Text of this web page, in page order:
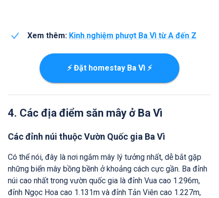
Xem thêm: Kinh nghiệm phượt Ba Vì từ A đến Z
⚡ Đặt homestay Ba Vì ⚡
4. Các địa điểm săn mây ở Ba Vì
Các đỉnh núi thuộc Vườn Quốc gia Ba Vì
Có thể nói, đây là nơi ngắm mây lý tưởng nhất, dễ bắt gặp
những biển mây bồng bềnh ở khoảng cách cực gần. Ba đỉnh
núi cao nhất trong vườn quốc gia là đỉnh Vua cao 1.296m,
đỉnh Ngọc Hoa cao 1.131m và đỉnh Tản Viên cao 1.227m,